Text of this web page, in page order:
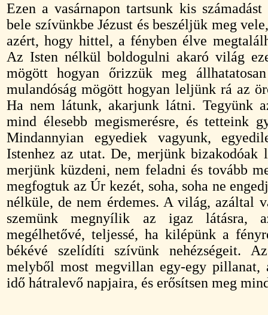
Ezen a vasárnapon tartsunk kis
bele szívünkbe Jézust és beszéljük meg
azért, hogy hittel, a fényben élve
Az Isten nélkül boldogulni akaró világ
mögött hogyan őrizzük meg
mulandóság mögött hogyan leljünk rá az
Ha nem látunk, akarjunk látni. Tegyünk
mind élesebb megismerésre, és tetteink
Mindannyian egyediek vagyunk,
Istenhez az utat. De, merjünk bizakodóak
merjünk küzdeni, nem feladni és tovább
megfogtuk az Úr kezét, soha, soha ne
nélküle, de nem érdemes. A világ, azáltal
szemünk megnyílik az igaz látásra,
megélhetővé, teljessé, ha kilépünk a
békévé szelídíti szívünk nehézségeit.
melyből most megvillan egy-egy pillanat,
idő hátralevő napjaira, és erősítsen meg